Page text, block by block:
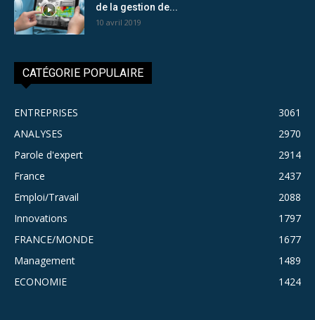
de la gestion de...
10 avril 2019
CATÉGORIE POPULAIRE
ENTREPRISES
3061
ANALYSES
2970
Parole d'expert
2914
France
2437
Emploi/Travail
2088
Innovations
1797
FRANCE/MONDE
1677
Management
1489
ECONOMIE
1424